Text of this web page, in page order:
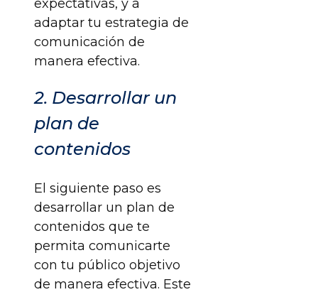
expectativas, y a
adaptar tu estrategia de
comunicación de
manera efectiva.
2. Desarrollar un
plan de
contenidos
El siguiente paso es
desarrollar un plan de
contenidos que te
permita comunicarte
con tu público objetivo
de manera efectiva. Este